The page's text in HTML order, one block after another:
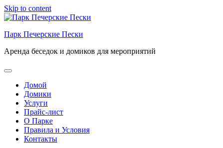
Skip to content
Парк Печерские Пески
Аренда беседок и домиков для мероприятий
Домой
Домики
Услуги
Прайс-лист
О Парке
Правила и Условия
Контакты